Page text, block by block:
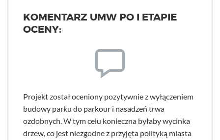
KOMENTARZ UMW PO I ETAPIE
OCENY:
Projekt został oceniony pozytywnie z wyłączeniem
budowy parku do parkour i nasadzeń trwa
ozdobnych. W tym celu konieczna byłaby wycinka
drzew, co jest niezgodne z przyjęta polityką miasta